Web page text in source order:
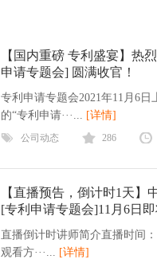
【国内重磅 专利盛宴】热
申请专题会] 圆满收官！
专利申请专题会2021年11月6
的“专利申请···... [详情]
公司动态 286
【直播预告，倒计时1天
[专利申请专题会]11月6日
直播倒计时讲师简介直播时间
观看方···... [详情]